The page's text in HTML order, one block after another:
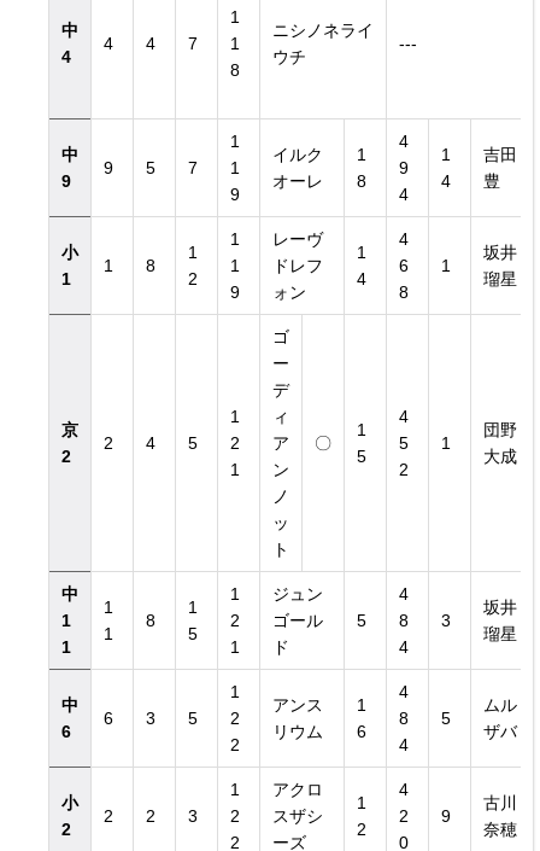
中
4
4 4 7
1
1
8
ニシノネライ
ウチ
---
中
9
9 5 7
1
1
9
イルク
オーレ
1
8
4
9
4
1
4
吉田
豊
小
1
1 8
1
2
1
1
9
レーヴ
ドレフ
ォン
1
4
4
6
8
1
坂井
瑠星
京
2
2 4 5
1
2
1
ゴ
ー
デ
ィ
ア
ン
ノ
ッ
ト
〇
1
5
4
5
2
1
団野
大成
中
1
1
1
1
8
1
5
1
2
1
ジュン
ゴール
ド
5
4
8
4
3
坂井
瑠星
中
6
6 3 5
1
2
2
アンス
リウム
1
6
4
8
4
5
ムル
ザバ
小
2
2 2 3
1
2
2
アクロ
スザシ
ーズ
1
2
4
2
0
9
古川
奈穂